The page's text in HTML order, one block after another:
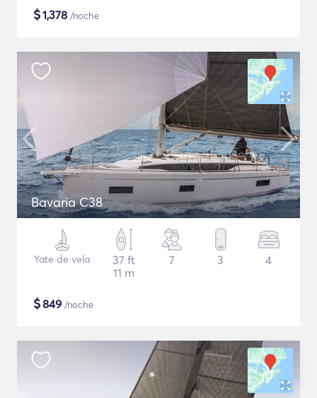
$1,378 /noche
Bavaria C38
Yate de vela
37 ft
11 m
7 3 4
$849 /noche